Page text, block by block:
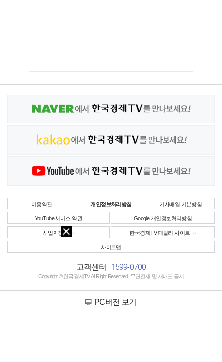
이용약관 개인정보처리방침 기사배열 기본방침
YouTube 서비스 약관 Google 개인정보처리방침
사업자정보 한국경제TV 패밀리 사이트
사이트맵
고객센터 1599-0700
Copyright © 한국경제TV All Right Reserved. 무단전재 및 재배포 금지
PC버전 보기